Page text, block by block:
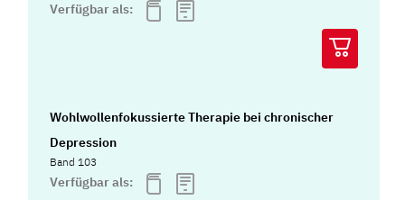
Verfügbar als:
Wohlwollenfokussierte Therapie bei chronischer
Depression
Band 103
Verfügbar als: